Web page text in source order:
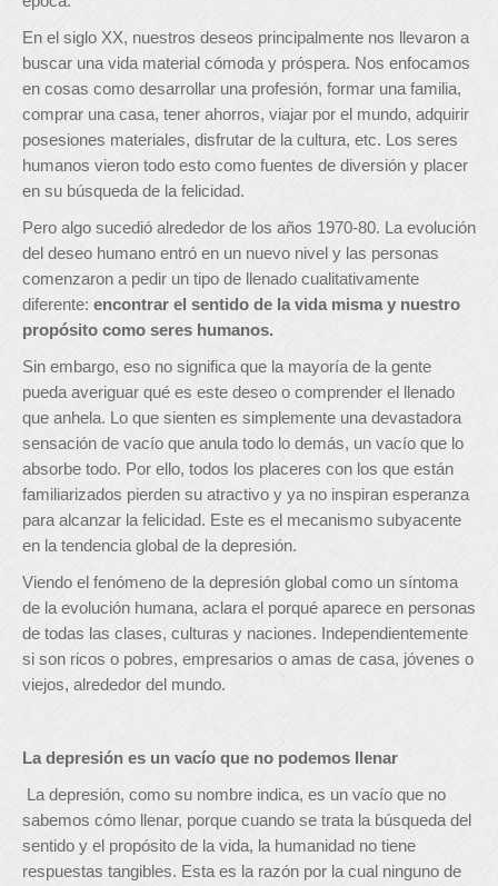
En el siglo XX, nuestros deseos principalmente nos llevaron a
buscar una vida material cómoda y próspera. Nos enfocamos
en cosas como desarrollar una profesión, formar una familia,
comprar una casa, tener ahorros, viajar por el mundo, adquirir
posesiones materiales, disfrutar de la cultura, etc. Los seres
humanos vieron todo esto como fuentes de diversión y placer
en su búsqueda de la felicidad.
Pero algo sucedió alrededor de los años 1970-80. La evolución
del deseo humano entró en un nuevo nivel y las personas
comenzaron a pedir un tipo de llenado cualitativamente
diferente: encontrar el sentido de la vida misma y nuestro
propósito como seres humanos.
Sin embargo, eso no significa que la mayoría de la gente
pueda averiguar qué es este deseo o comprender el llenado
que anhela. Lo que sienten es simplemente una devastadora
sensación de vacío que anula todo lo demás, un vacío que lo
absorbe todo. Por ello, todos los placeres con los que están
familiarizados pierden su atractivo y ya no inspiran esperanza
para alcanzar la felicidad. Este es el mecanismo subyacente
en la tendencia global de la depresión.
Viendo el fenómeno de la depresión global como un síntoma
de la evolución humana, aclara el porqué aparece en personas
de todas las clases, culturas y naciones. Independientemente
si son ricos o pobres, empresarios o amas de casa, jóvenes o
viejos, alrededor del mundo.
La depresión es un vacío que no podemos llenar
La depresión, como su nombre indica, es un vacío que no
sabemos cómo llenar, porque cuando se trata la búsqueda del
sentido y el propósito de la vida, la humanidad no tiene
respuestas tangibles. Esta es la razón por la cual ninguno de